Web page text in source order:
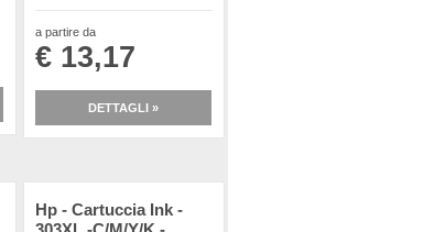
a partire da
€ 13,17
DETTAGLI »
Hp - Cartuccia Ink -